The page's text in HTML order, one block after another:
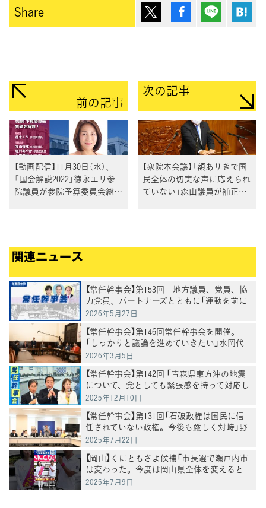
Share ポスト シェア Lineで送
前の記事
【動画配信】11月30日（水）、
「国会解説2022」徳永エリ参
院議員が参院予算委員会総括
次の記事
【衆院本会議】「額ありきで国
民全体の切実な声に応えられ
ていない」森山議員が補正予
関連ニュース
【常任幹事会】第153回 地方議員、党員、協
力党員、パートナーズとともに「運動を前に
進めていく」水岡代表
2026年5月27日
【常任幹事会】第146回常任幹事会を開催。
「しっかりと議論を進めていきたい」水岡代
表党が今後の進め方を表明
2026年3月5日
【常任幹事会】第142回 「青森県東方沖の地震
について、党としても緊張感を持って対応し
ていきたい」野田代表
2025年12月10日
【常任幹事会】第131回「石破政権は国民に信
任されていない政権。今後も厳しく対峙」野
田代表
2025年7月22日
【岡山】くにともさよ候補「市長選で瀬戸内市
は変わった。今度は岡山県全体を変えると
き」泉健太常任顧問と訴え
2025年7月9日